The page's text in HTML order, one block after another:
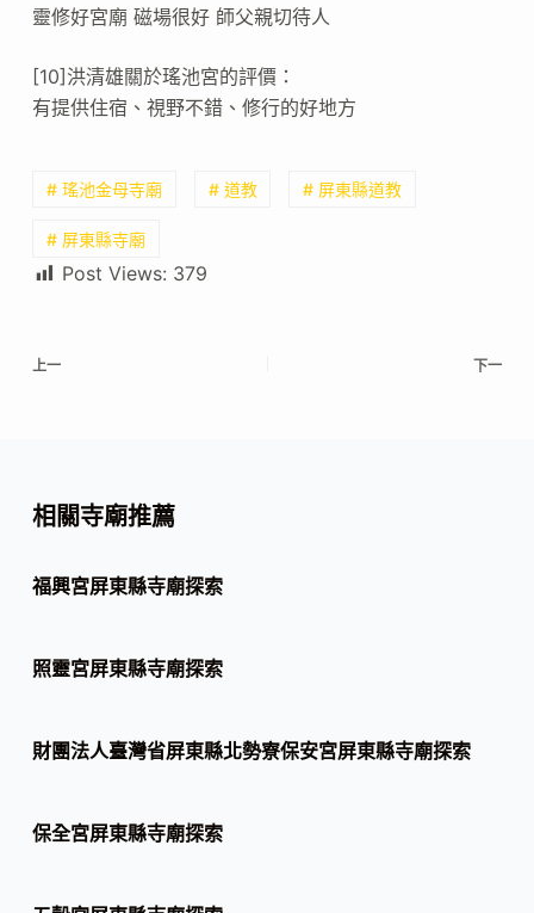
靈修好宮廟 磁場很好 師父親切待人
[10]洪清雄關於瑤池宮的評價：
有提供住宿、視野不錯、修行的好地方
# 瑤池金母寺廟 # 道教 # 屏東縣道教
# 屏東縣寺廟
Post Views: 379
上一 下一
相關寺廟推薦
福興宮屏東縣寺廟探索
照靈宮屏東縣寺廟探索
財團法人臺灣省屏東縣北勢寮保安宮屏東縣寺廟探索
保全宮屏東縣寺廟探索